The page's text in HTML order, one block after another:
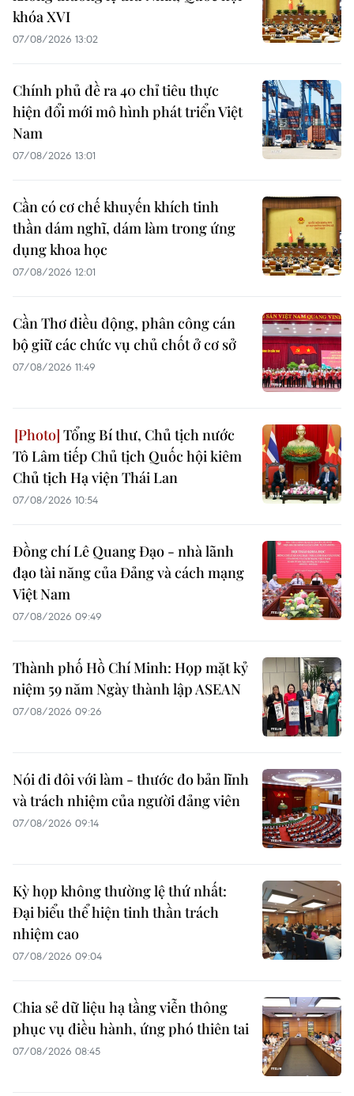
khóa XVI
07/08/2026 13:02
Chính phủ đề ra 40 chỉ tiêu thực
hiện đổi mới mô hình phát triển Việt
Nam
07/08/2026 13:01
Cần có cơ chế khuyến khích tinh
thần dám nghĩ, dám làm trong ứng
dụng khoa học
07/08/2026 12:01
Cần Thơ điều động, phân công cán
bộ giữ các chức vụ chủ chốt ở cơ sở
07/08/2026 11:49
Tổng Bí thư, Chủ tịch nước
Tô Lâm tiếp Chủ tịch Quốc hội kiêm
Chủ tịch Hạ viện Thái Lan
07/08/2026 10:54
Đồng chí Lê Quang Đạo - nhà lãnh
đạo tài năng của Đảng và cách mạng
Việt Nam
07/08/2026 09:49
Thành phố Hồ Chí Minh: Họp mặt kỷ
niệm 59 năm Ngày thành lập ASEAN
07/08/2026 09:26
Nói đi đôi với làm - thước đo bản lĩnh
và trách nhiệm của người đảng viên
07/08/2026 09:14
Kỳ họp không thường lệ thứ nhất:
Đại biểu thể hiện tinh thần trách
nhiệm cao
07/08/2026 09:04
Chia sẻ dữ liệu hạ tầng viễn thông
phục vụ điều hành, ứng phó thiên tai
07/08/2026 08:45